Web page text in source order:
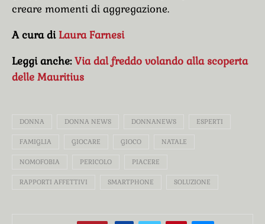
creare momenti di aggregazione.
A cura diLaura Farnesi
Leggi anche:Via dal freddo volando alla scoperta
delle Mauritius
DONNA DONNA NEWS DONNANEWS ESPERTI
FAMIGLIA GIOCARE GIOCO NATALE
NOMOFOBIA PERICOLO PIACERE
RAPPORTI AFFETTIVI SMARTPHONE SOLUZIONE